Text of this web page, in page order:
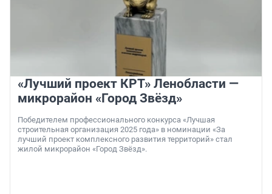
«Лучший проект КРТ» Ленобласти —
микрорайон «Город Звёзд»
Победителем профессионального конкурса «Лучшая
строительная организация 2025 года» в номинации «За
лучший проект комплексного развития территорий» стал
жилой микрорайон «Город Звёзд».